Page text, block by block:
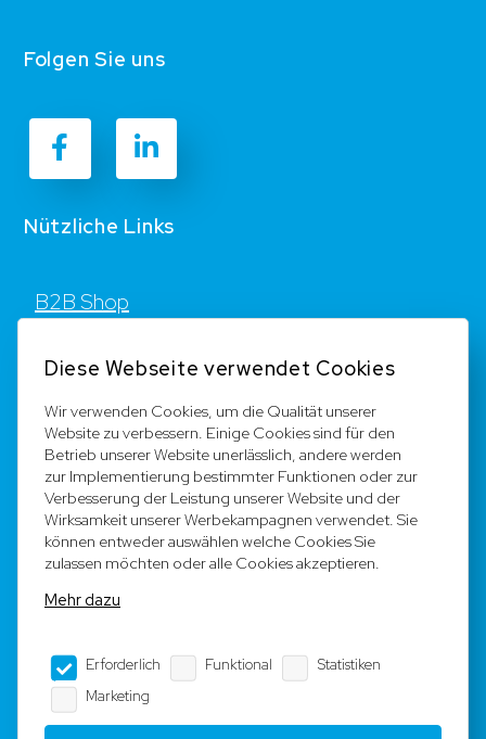
Folgen Sie uns
Nützliche Links
B2B Shop
Registrieren
Team
Rechtliche Hinweise
Impressum
Datenschutz
Diese Webseite verwendet Cookies
Wir verwenden Cookies, um die Qualität unserer
Website zu verbessern. Einige Cookies sind für den
Betrieb unserer Website unerlässlich, andere werden
zur Implementierung bestimmter Funktionen oder zur
Verbesserung der Leistung unserer Website und der
Wirksamkeit unserer Werbekampagnen verwendet. Sie
können entweder auswählen welche Cookies Sie
zulassen möchten oder alle Cookies akzeptieren.
Mehr dazu
Erforderlich Funktional
Statistiken
Marketing